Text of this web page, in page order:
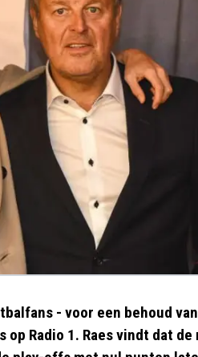
- voor een behoud
Radio 1. Raes vindt dat